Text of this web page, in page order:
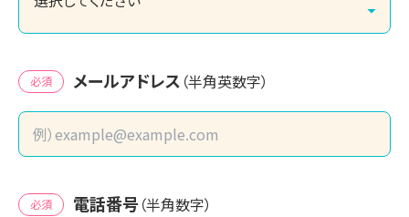
必須 メールアドレス （半角英数字）
必須 電話番号 （半角数字）